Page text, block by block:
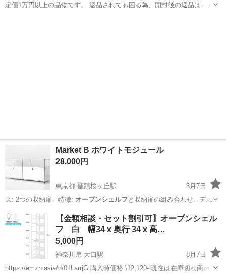
定価1万円以上の品物です。 返品されても困る為、開封後の返品はお
Market B ホワイトモジュール
28,000円
東京都 聖蹟桜ヶ丘駅
8月7日
ス: 2つの収納扉 - 特徴: オープンシェルフ と収納扉の組み合わせ - デザ
イ…
東京 多摩市 聖蹟桜ヶ丘駅 収納家具
【金額相談・セット割引可】オープンシェル
フ 白 幅34 x 奥行 34 x 高…
5,000円
神奈川県 大口駅
8月7日
https://amzn.asia/d/01LarrjG 購入時価格 \12,120- 現在は在庫切れ商品